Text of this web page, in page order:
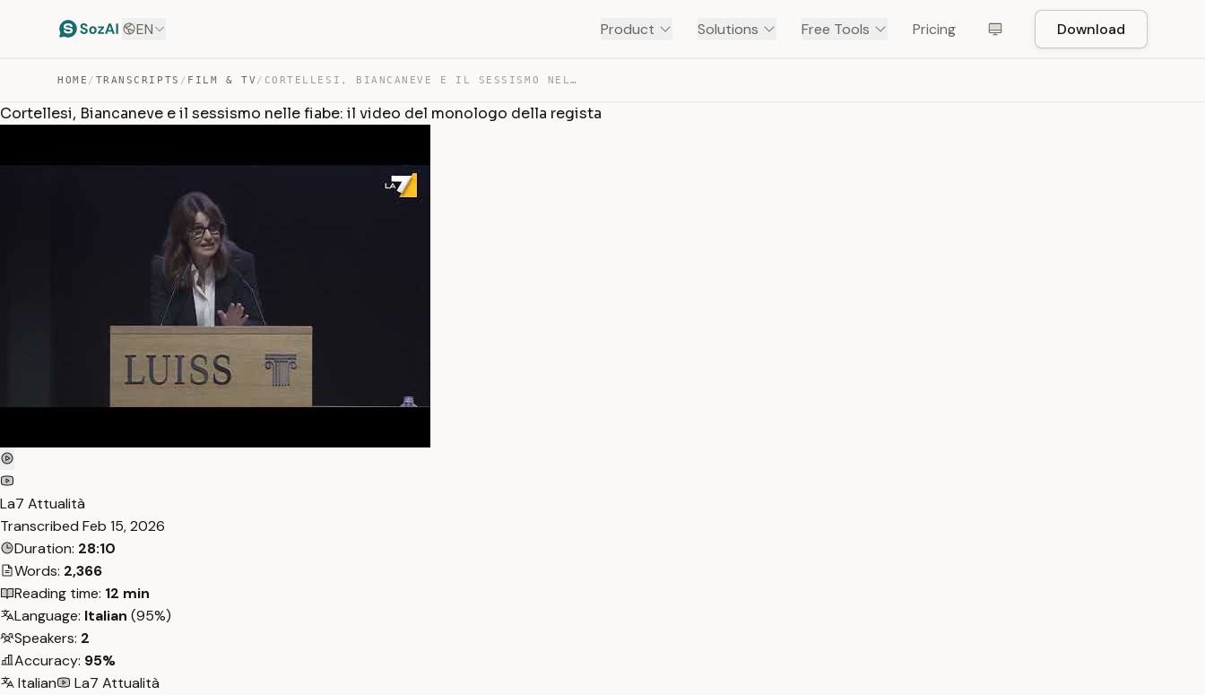
EN Product Solutions Free Tools Pricing Download
HOME / TRANSCRIPTS / FILM & TV / CORTELLESI, BIANCANEVE E IL SESSISMO NELLE FIABE: IL VI… — TRANSCRIPT
Cortellesi, Biancaneve e il sessismo nelle fiabe: il video del monologo della regista
La7 Attualità
Transcribed Feb 15, 2026
Duration: 28:10
Words: 2,366
Reading time: 12 min
Language: Italian (95%)
Speakers: 2
Accuracy: 95%
Italian
La7 Attualità